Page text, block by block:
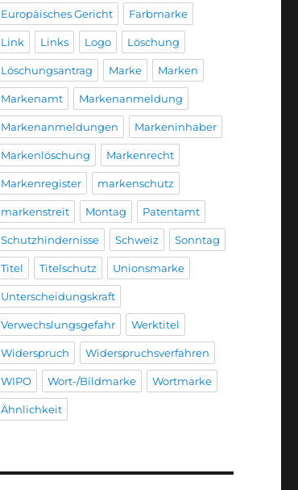
Europäisches Gericht Farbmarke
Link Links Logo Löschung
Löschungsantrag Marke Marken
Markenamt Markenanmeldung
Markenanmeldungen Markeninhaber
Markenlöschung Markenrecht
Markenregister markenschutz
markenstreit Montag Patentamt
Schutzhindernisse Schweiz Sonntag
Titel Titelschutz Unionsmarke
Unterscheidungskraft
Verwechslungsgefahr Werktitel
Widerspruch Widerspruchsverfahren
WIPO Wort-/Bildmarke Wortmarke
Ähnlichkeit